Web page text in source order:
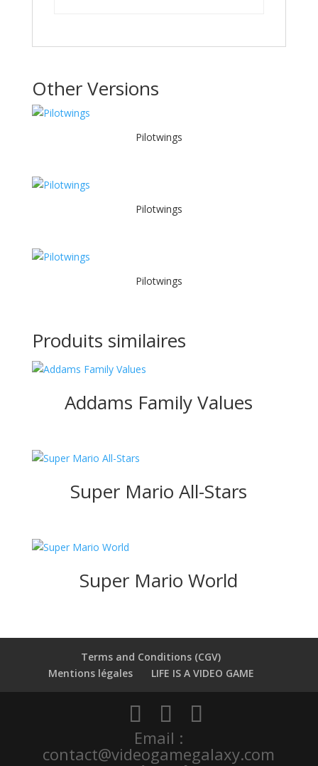
Other Versions
Pilotwings
Pilotwings
Pilotwings
Produits similaires
Addams Family Values
Super Mario All-Stars
Super Mario World
Terms and Conditions (CGV)
Mentions légales
LIFE IS A VIDEO GAME
Email :
contact@videogamegalaxy.com